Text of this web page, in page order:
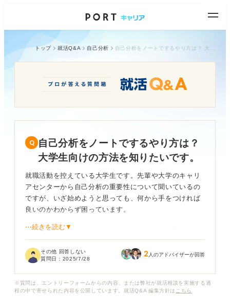
トップ 就活Q&A 自己分析
自己分析をノートでするやり方は？
大学生向けの方法を知りたいです。
就職活動を控えている大学生です。先輩や大学のキャリ
アセンターから自己分析の重要性について聞いているの
ですが、いざ始めようと思っても、何から手をつければ
良いのかわからず困っています。
効率的で、かつ深く自分と向き合えるような自己分析の
教えていただきたいです。
なツールやフレームワークを参考にすれば良いのかな
⋯続きを読む▼
その他 回答しない
質問日： 2025/7/28 2 人のアドバイザーが回答
※質問は、エントリーフォームからの内容、または弊社が就活相談を実施する過
程の中で寄せられた内容を公開しています。就活Q&A 編集方針は こちら